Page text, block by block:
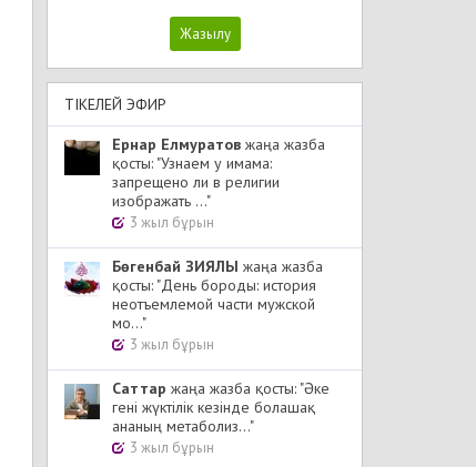
ТІКЕЛЕЙ ЭФИР
Ернар Елмуратов жаңа жазба
қосты: "Узнаем у имама:
запрещено ли в религии
изображать ..."
3 жыл бұрын
Бөгенбай ЗИЯЛЫ жаңа жазба
қосты: "День бороды: история
неотъемлемой части мужской
мо..."
3 жыл бұрын
Cаттар жаңа жазба қосты: "Әке
гені жүктілік кезінде болашақ
ананың метаболиз..."
3 жыл бұрын